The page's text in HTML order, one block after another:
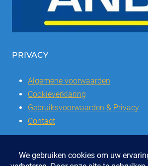
PRIVACY
Algemene voorwaarden
Cookieverklaring
Gebruiksvoorwaarden & Privacy
Contact